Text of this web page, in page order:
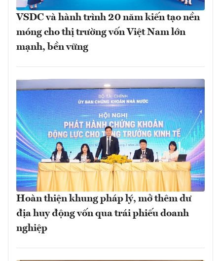
VSDC và hành trình 20 năm kiến tạo nền
móng cho thị trường vốn Việt Nam lớn
mạnh, bền vững
Hoàn thiện khung pháp lý, mở thêm dư
địa huy động vốn qua trái phiếu doanh
nghiệp